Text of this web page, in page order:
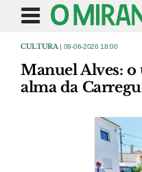
CULTURA | 09-06-2026 18:00
Manuel Alves:
alma da